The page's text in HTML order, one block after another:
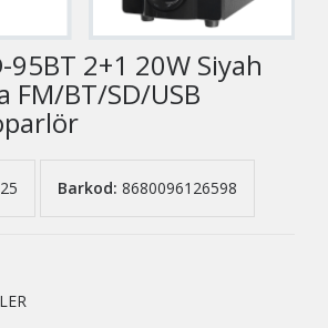
2+1 20W Siyah
FM/BT/SD/USB
Barkod: 8680096126598